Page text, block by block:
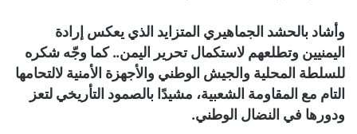
وأشاد بالحشد الجماهيري المتزايد الذي يعكس إرادة
اليمنيين وتطلعهم لاستكمال تحرير اليمن.. كما وجّه شكره
للسلطة المحلية والجيش الوطني والأجهزة الأمنية لالتحامها
التام مع المقاومة الشعبية، مشيدًا بالصمود التأريخي لتعز
ودورها في النضال الوطني.